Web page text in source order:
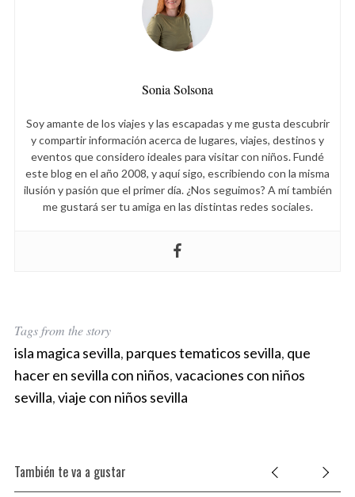
Sonia Solsona
Soy amante de los viajes y las escapadas y me gusta descubrir
y compartir información acerca de lugares, viajes, destinos y
eventos que considero ideales para visitar con niños. Fundé
este blog en el año 2008, y aquí sigo, escribiendo con la misma
ilusión y pasión que el primer día. ¿Nos seguimos? A mí también
me gustará ser tu amiga en las distintas redes sociales.
Tags from the story
isla magica sevilla, parques tematicos sevilla, que
hacer en sevilla con niños,vacaciones con niños
sevilla,viaje con niños sevilla
También te va a gustar
f
o
r
: